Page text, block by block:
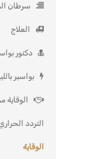
سرطان
العلاج
دكتور
بواسير
الوقاية
التردد
الوقاية